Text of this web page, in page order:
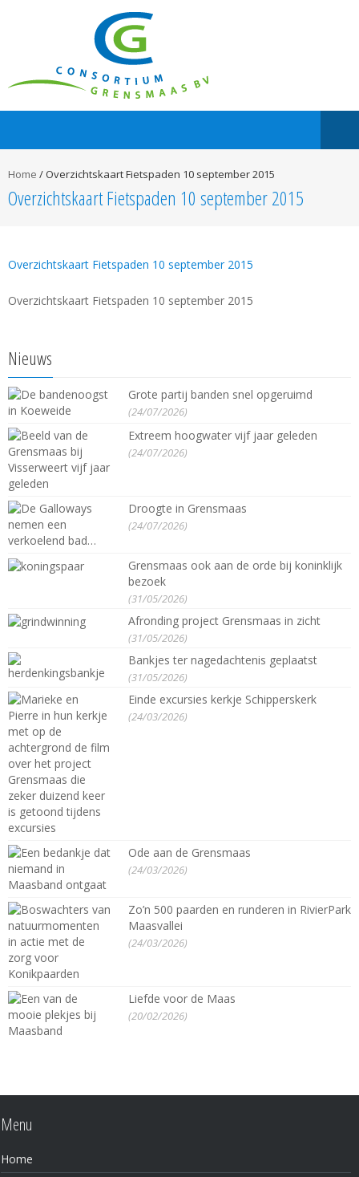
Home / Overzichtskaart Fietspaden 10 september 2015
Overzichtskaart Fietspaden 10 september 2015
Overzichtskaart Fietspaden 10 september 2015
Overzichtskaart Fietspaden 10 september 2015
Nieuws
Grote partij banden snel opgeruimd
(24/07/2026)
Extreem hoogwater vijf jaar geleden
(24/07/2026)
Droogte in Grensmaas
(24/07/2026)
Grensmaas ook aan de orde bij koninklijk
bezoek
(31/05/2026)
Afronding project Grensmaas in zicht
(31/05/2026)
Bankjes ter nagedachtenis geplaatst
(31/05/2026)
Einde excursies kerkje Schipperskerk
(24/03/2026)
Ode aan de Grensmaas
(24/03/2026)
Zo’n 500 paarden en runderen in RivierPark
Maasvallei
(24/03/2026)
Liefde voor de Maas
(20/02/2026)
Menu
Home